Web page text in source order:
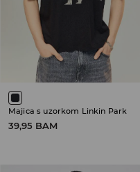
Majica s uzorkom Linkin Park
39,95 BAM